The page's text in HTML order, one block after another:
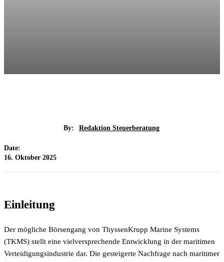
By: Redaktion Steuerberatung
Date:
16. Oktober 2025
Einleitung
Der mögliche Börsengang von ThyssenKrupp Marine Systems
(TKMS) stellt eine vielversprechende Entwicklung in der maritimen
Verteidigungsindustrie dar. Die gesteigerte Nachfrage nach maritimer